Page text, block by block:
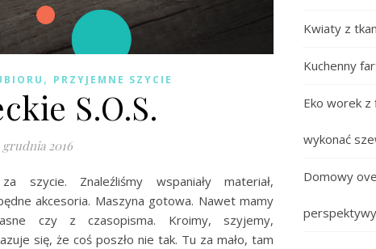
, PRZYJEMNE SZYCIE
S.O.S.
grudnia 2016
szycie. Znaleźliśmy wspaniały materiał,
akcesoria. Maszyna gotowa. Nawet mamy
czy z czasopisma. Kroimy, szyjemy,
się, że coś poszło nie tak. Tu za mało, tam
Kwiaty z
Kuchenny
Eko worek z
wykonać
Domowy